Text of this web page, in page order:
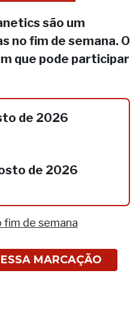
são um
no fim de semana. O
que pode participar
de 2026
de 2026
fim de semana
MARCAÇÃO